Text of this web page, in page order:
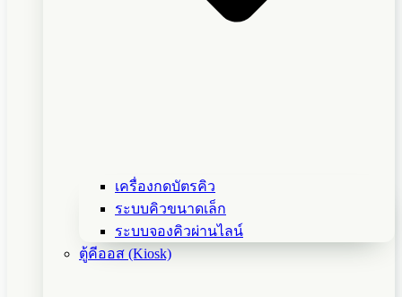
เครื่องกดบัตรคิว
ระบบคิวขนาดเล็ก
ระบบจองคิวผ่านไลน์
ตู้คีออส (Kiosk)